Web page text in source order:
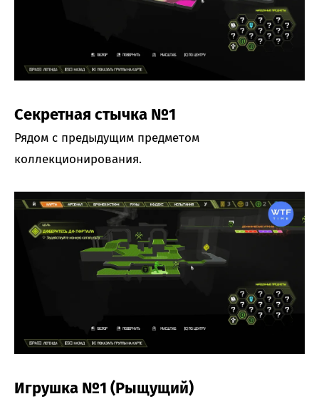
Секретная стычка №1
Рядом с предыдущим предметом
коллекционирования.
Игрушка №1 (Рыщущий)